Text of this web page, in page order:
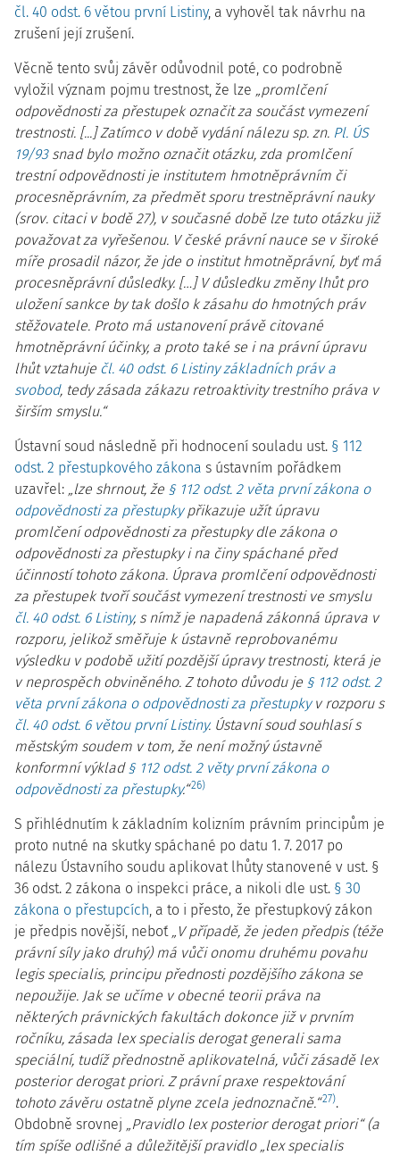
čl. 40 odst. 6 větou první Listiny, a vyhověl tak návrhu na
zrušení její zrušení.
Věcně tento svůj závěr odůvodnil poté, co podrobně
vyložil význam pojmu trestnost, že lze „promlčení
odpovědnosti za přestupek označit za součást vymezení
trestnosti. [...] Zatímco v době vydání nálezu sp. zn. Pl. ÚS
19/93snad bylo možno označit otázku, zda promlčení
trestní odpovědnosti je institutem hmotněprávním či
procesněprávním, za předmět sporu trestněprávní nauky
(srov. citaci v bodě 27), v současné době lze tuto otázku již
považovat za vyřešenou. V české právní nauce se v široké
míře prosadil názor, že jde o institut hmotněprávní, byť má
procesněprávní důsledky. […] V důsledku změny lhůt pro
uložení sankce by tak došlo k zásahu do hmotných práv
stěžovatele. Proto má ustanovení právě citované
hmotněprávní účinky, a proto také se i na právní úpravu
lhůt vztahuje čl. 40 odst. 6 Listiny základních práv a
svobod, tedy zásada zákazu retroaktivity trestního práva v
širším smyslu.“
Ústavní soud následně při hodnocení souladu ust. § 112
odst. 2 přestupkového zákona s ústavním pořádkem
uzavřel: „lze shrnout, že § 112 odst. 2 věta první zákona o
odpovědnosti za přestupkypřikazuje užít úpravu
promlčení odpovědnosti za přestupky dle zákona o
odpovědnosti za přestupky i na činy spáchané před
účinností tohoto zákona. Úprava promlčení odpovědnosti
za přestupek tvoří součást vymezení trestnosti ve smyslu
čl. 40 odst. 6 Listiny, s nímž je napadená zákonná úprava v
rozporu, jelikož směřuje k ústavně reprobovanému
výsledku v podobě užití pozdější úpravy trestnosti, která je
v neprospěch obviněného. Z tohoto důvodu je § 112 odst. 2
věta první zákona o odpovědnosti za přestupkyv rozporu s
čl. 40 odst. 6 větou první Listiny. Ústavní soud souhlasí s
městským soudem v tom, že není možný ústavně
konformní výklad § 112 odst. 2 věty první zákona o
odpovědnosti za přestupky.“26)
S přihlédnutím k základním kolizním právním principům je
proto nutné na skutky spáchané po datu 1. 7. 2017 po
nálezu Ústavního soudu aplikovat lhůty stanovené v ust. §
36 odst. 2 zákona o inspekci práce, a nikoli dle ust. § 30
zákona o přestupcích, a to i přesto, že přestupkový zákon
je předpis novější, neboť „V případě, že jeden předpis (téže
právní síly jako druhý) má vůči onomu druhému povahu
legis specialis, principu přednosti pozdějšího zákona se
nepoužije. Jak se učíme v obecné teorii práva na
některých právnických fakultách dokonce již v prvním
ročníku, zásada lex specialis derogat generali sama
speciální, tudíž přednostně aplikovatelná, vůči zásadě lex
posterior derogat priori. Z právní praxe respektování
tohoto závěru ostatně plyne zcela jednoznačně.“27).
Obdobně srovnej „Pravidlo lex posterior derogat priori“ (a
tím spíše odlišné a důležitější pravidlo „lex specialis